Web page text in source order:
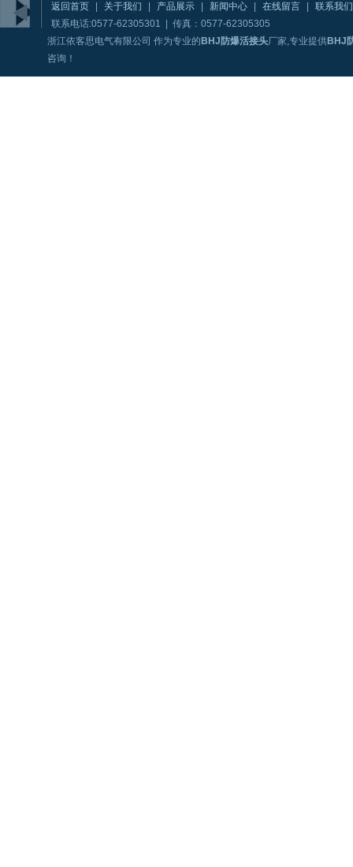
返回首页 关于我们 产品展示 新闻中心 在线留言
联系我们
联系电话:0577-62305301 | 传真：0577-62305305
浙江依客思电气有限公司 作为专业的 BHJ防爆活接头厂家,专业提供BHJ
咨询！